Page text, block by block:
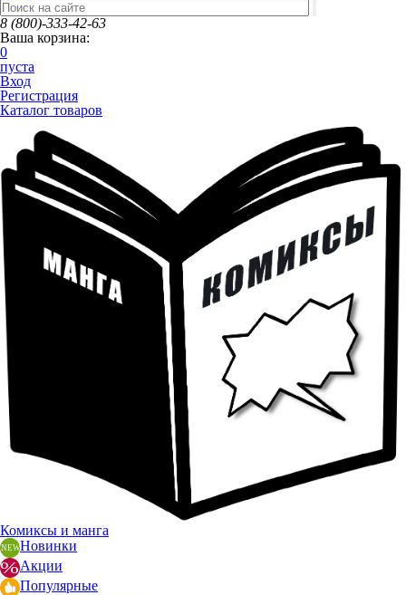
8 (800)-333-42-63
Ваша корзина:
0
пуста
Вход
Регистрация
Каталог товаров
Комиксы и манга
Новинки
Акции
Популярные